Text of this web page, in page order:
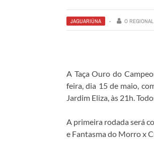
JAGUARIÚNA O REGIONAL
A Taça Ouro do
feira, dia 15 de maio,
Jardim Eliza, às 21h.
A primeira rodada será
e Fantasma do Morro x